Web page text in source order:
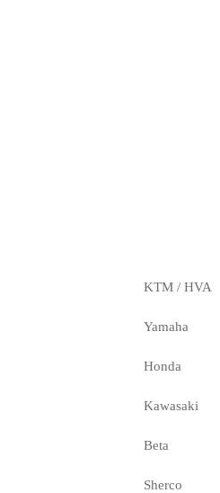
KTM / HVA
Yamaha
Honda
Kawasaki
Beta
Sherco